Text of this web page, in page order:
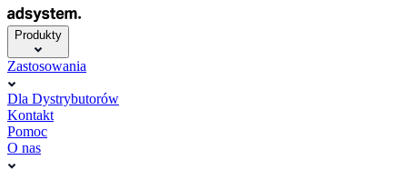
Produkty
Zastosowania
Dla Dystrybutorów
Kontakt
Pomoc
O nas